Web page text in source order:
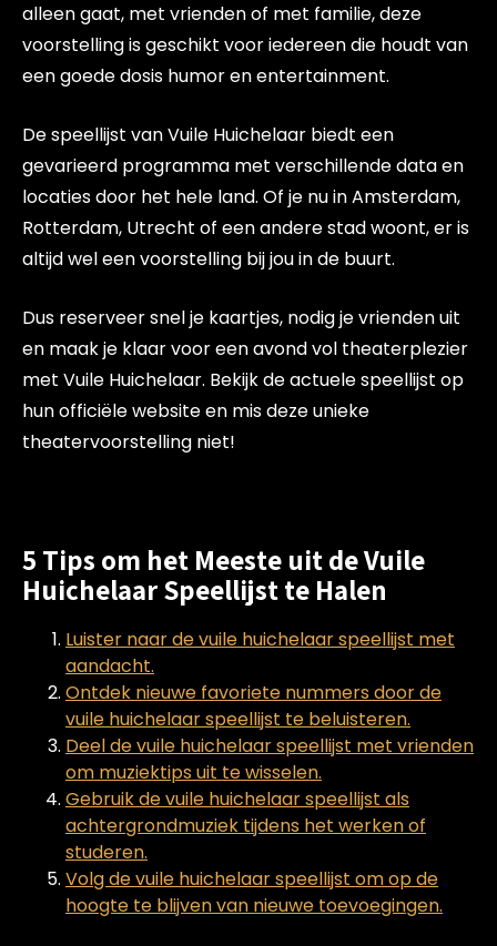
alleen gaat, met vrienden of met familie, deze
voorstelling is geschikt voor iedereen die houdt van
een goede dosis humor en entertainment.
De speellijst van Vuile Huichelaar biedt een
gevarieerd programma met verschillende data en
locaties door het hele land. Of je nu in Amsterdam,
Rotterdam, Utrecht of een andere stad woont, er is
altijd wel een voorstelling bij jou in de buurt.
Dus reserveer snel je kaartjes, nodig je vrienden uit
en maak je klaar voor een avond vol theaterplezier
met Vuile Huichelaar. Bekijk de actuele speellijst op
hun officiële website en mis deze unieke
theatervoorstelling niet!
5 Tips om het Meeste uit de Vuile
Huichelaar Speellijst te Halen
Luister naar de vuile huichelaar speellijst met
aandacht.
Ontdek nieuwe favoriete nummers door de
vuile huichelaar speellijst te beluisteren.
Deel de vuile huichelaar speellijst met vrienden
om muziektips uit te wisselen.
Gebruik de vuile huichelaar speellijst als
achtergrondmuziek tijdens het werken of
studeren.
Volg de vuile huichelaar speellijst om op de
hoogte te blijven van nieuwe toevoegingen.